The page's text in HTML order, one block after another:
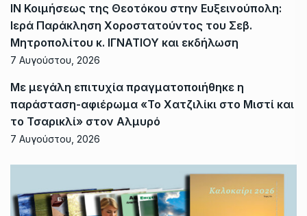
ΙΝ Κοιμήσεως της Θεοτόκου στην Ευξεινούπολη:
Ιερά Παράκληση Χοροστατούντος του Σεβ.
Μητροπολίτου κ. ΙΓΝΑΤΙΟΥ και εκδήλωση
7 Αυγούστου, 2026
Με μεγάλη επιτυχία πραγματοποιήθηκε η
παράσταση-αφιέρωμα «Το Χατζιλίκι στο Μιστί και
το Τσαρικλί» στον Αλμυρό
7 Αυγούστου, 2026